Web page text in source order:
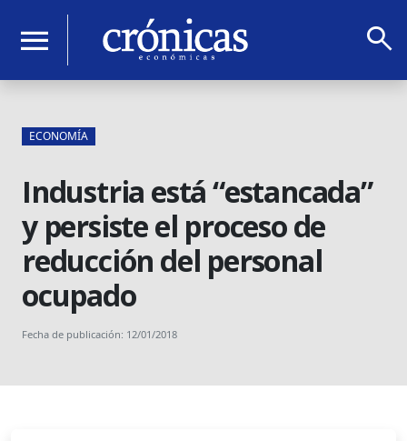
menu search
ECONOMÍA
Industria está “estancada”
y persiste el proceso de
reducción del personal
ocupado
Fecha de publicación: 12/01/2018